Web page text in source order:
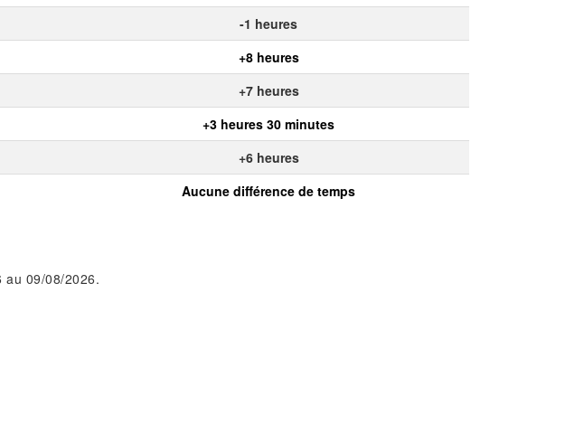
-1 heures
+8 heures
+7 heures
+3 heures 30 minutes
+6 heures
Aucune différence de temps
au 09/08/2026.